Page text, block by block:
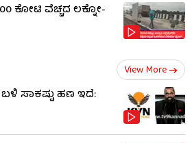
ಕೋಟಿ ವೆಚ್ಚದ ಲಕ್ನೋ-
View More
ಸಾಕಷ್ಟು ಹಣ ಇದೆ: